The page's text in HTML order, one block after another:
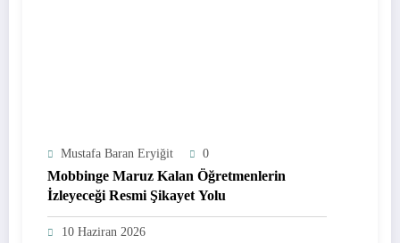
Mustafa Baran Eryiğit 0
Mobbinge Maruz Kalan Öğretmenlerin
İzleyeceği Resmi Şikayet Yolu
10 Haziran 2026